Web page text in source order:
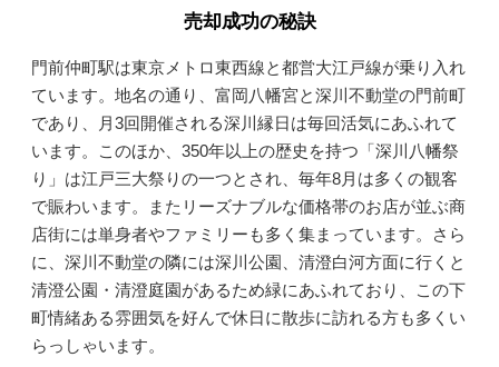
売却成功の秘訣
門前仲町駅は東京メトロ東西線と都営大江戸線が乗り入れ
ています。地名の通り、富岡八幡宮と深川不動堂の門前町
であり、月3回開催される深川縁日は毎回活気にあふれて
います。このほか、350年以上の歴史を持つ「深川八幡祭
り」は江戸三大祭りの一つとされ、毎年8月は多くの観客
で賑わいます。またリーズナブルな価格帯のお店が並ぶ商
店街には単身者やファミリーも多く集まっています。さら
に、深川不動堂の隣には深川公園、清澄白河方面に行くと
清澄公園・清澄庭園があるため緑にあふれており、この下
町情緒ある雰囲気を好んで休日に散歩に訪れる方も多くい
らっしゃいます。